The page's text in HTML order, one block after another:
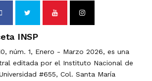
INSP
núm. 1, Enero - Marzo 2026, es una
editada por el Instituto Nacional de
#655, Col. Santa María